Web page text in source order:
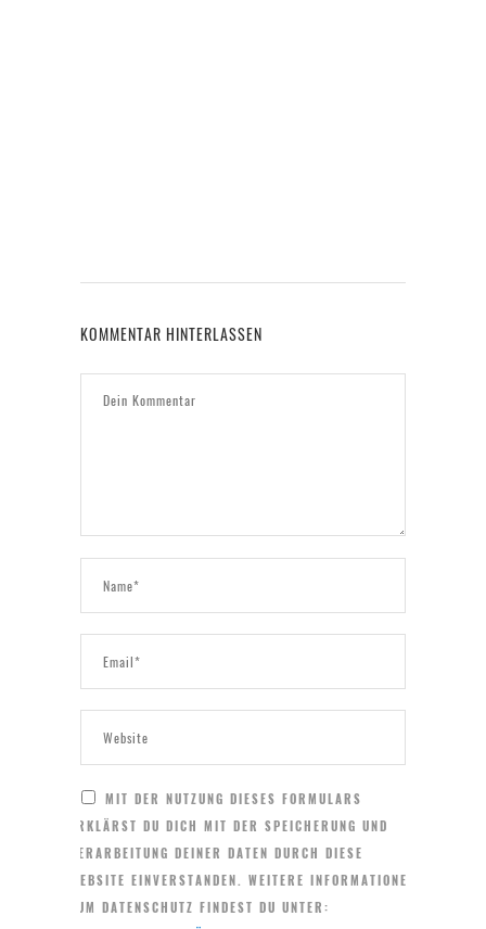
KOMMENTAR HINTERLASSEN
MIT DER NUTZUNG DIESES FORMULARS
ERKLÄRST DU DICH MIT DER SPEICHERUNG UND
VERARBEITUNG DEINER DATEN DURCH DIESE
WEBSITE EINVERSTANDEN. WEITERE INFORMATIONEN
ZUM DATENSCHUTZ FINDEST DU UNTER: